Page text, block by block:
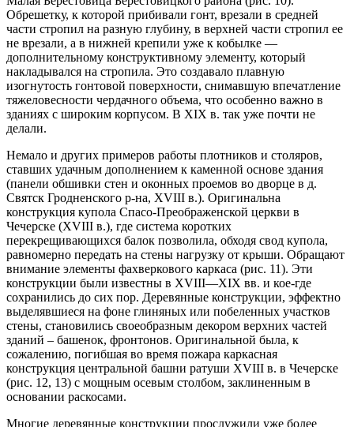
Обрешетку, к которой прибивали гонт, врезали в средней
части стропил на разную глубину, в верхней части стропил ее
не врезали, а в нижней крепили уже к кобылке —
дополнительному конструктивному элементу, который
накладывался на стропила. Это создавало плавную
изогнутость гонтовой поверхности, снимавшую впечатление
тяжеловесности чердачного объема, что особенно важно в
зданиях с широким корпусом. В XIX в. так уже почти не
делали.
Немало и других примеров работы плотников и столяров,
ставших удачным дополнением к каменной основе здания
(панели обшивки стен и оконных проемов во дворце в д.
Святск Гродненского р-на, XVIII в.). Оригинальна
конструкция купола Спасо-Преображенской церкви в
Чечерске (XVIII в.), где система коротких
перекрещивающихся балок позволила, обходя свод купола,
равномерно передать на стены нагрузку от крыши. Обращают
внимание элементы фахверкового каркаса (рис. 11). Эти
конструкции были известны в XVIII—XIX вв. и кое-где
сохранились до сих пор. Деревянные конструкции, эффектно
выделявшиеся на фоне глиняных или побеленных участков
стены, становились своеобразным декором верхних частей
зданий – башенок, фронтонов. Оригинальной была, к
сожалению, погибшая во время пожара каркасная
конструкция центральной башни ратуши XVIII в. в Чечерске
(рис. 12, 13) с мощным осевым столбом, заклиненным в
основании раскосами.
Многие деревянные конструкции прослужили уже более